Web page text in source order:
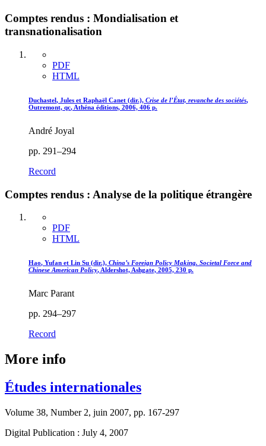
Comptes rendus : Mondialisation et
transnationalisation
PDF
HTML
Duchastel, Jules et Raphaël Canet (dir.), Crise de l’État, revanche des sociétés,
Outremont, qc, Athéna éditions, 2006, 406 p.
André Joyal
pp. 291–294
Record
Comptes rendus : Analyse de la politique étrangère
PDF
HTML
Hao, Yufan et Lin Su (dir.), China’s Foreign Policy Making. Societal Force and
Chinese American Policy, Aldershot, Ashgate, 2005, 230 p.
Marc Parant
pp. 294–297
Record
More info
Études internationales
Volume 38, Number 2, juin 2007, pp. 167-297
Digital Publication : July 4, 2007